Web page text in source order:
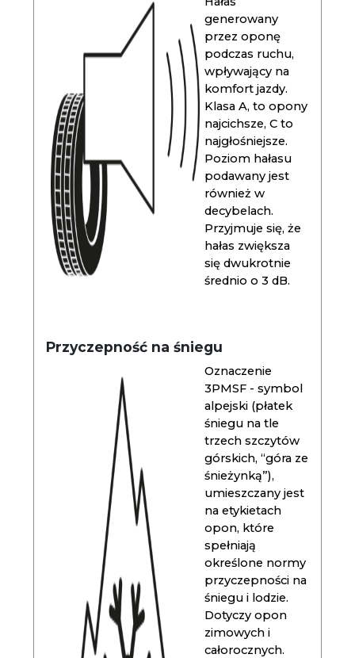
generowany
przez oponę
podczas ruchu,
wpływający na
komfort jazdy.
Klasa A, to opony
najcichsze, C to
najgłośniejsze.
Poziom hałasu
podawany jest
również w
decybelach.
Przyjmuje się, że
hałas zwiększa
się dwukrotnie
średnio o 3 dB.
Przyczepność na śniegu
Oznaczenie
3PMSF - symbol
alpejski (płatek
śniegu na tle
trzech szczytów
górskich, “góra ze
śnieżynką”),
umieszczany jest
na etykietach
opon, które
spełniają
określone normy
przyczepności na
śniegu i lodzie.
Dotyczy opon
zimowych i
całorocznych.